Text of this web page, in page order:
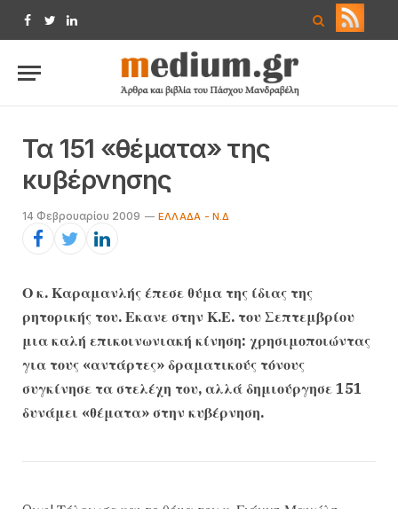
Facebook
TwitterLinkedIn
Τα 151 «θέματα» της
κυβέρνησης
14 Φεβρουαρίου 2009 ΕΛΛΆΔΑ - Ν.Δ
Ο κ. Καραμανλής έπεσε θύμα της ίδιας της
ρητορικής του. Εκανε στην Κ.Ε. του Σεπτεμβρίου
μια καλή επικοινωνιακή κίνηση: χρησιμοποιώντας
για τους «αντάρτες» δραματικούς τόνους
συγκίνησε τα στελέχη του, αλλά δημιούργησε 151
δυνάμει «θέματα» στην κυβέρνηση.